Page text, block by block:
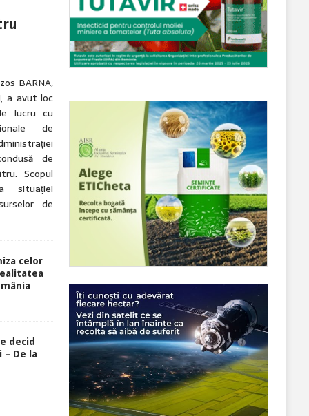
BARNA,
a avut loc
lucru cu
de
de
Scopul
situației
de
celor
decid
De la